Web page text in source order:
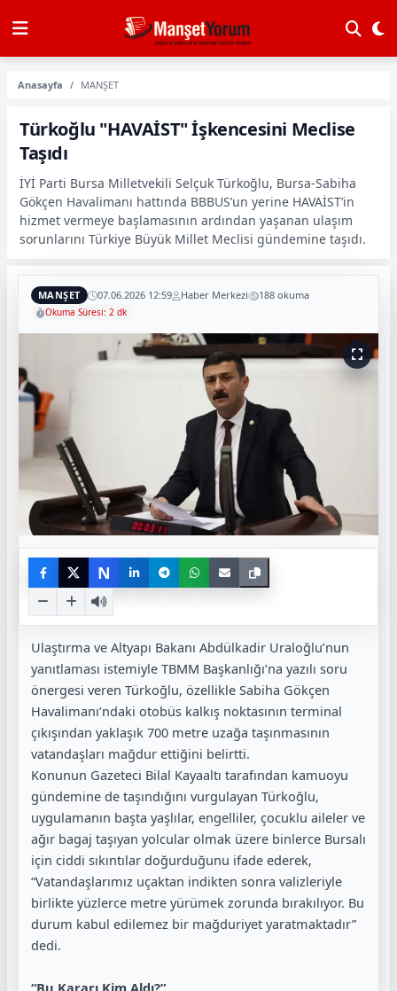
Anasayfa MANŞET
Türkoğlu "HAVAİST" İşkencesini Meclise
Taşıdı
İYİ Parti Bursa Milletvekili Selçuk Türkoğlu, Bursa-Sabiha
Gökçen Havalimanı hattında BBBUS’un yerine HAVAİST’in
hizmet vermeye başlamasının ardından yaşanan ulaşım
sorunlarını Türkiye Büyük Millet Meclisi gündemine taşıdı.
MANŞET 07.06.2026 12:59 Haber Merkezi 188 okuma
Okuma Süresi: 2 dk
N
Ulaştırma ve Altyapı Bakanı Abdülkadir Uraloğlu’nun
yanıtlaması istemiyle TBMM Başkanlığı’na yazılı soru
önergesi veren Türkoğlu, özellikle Sabiha Gökçen
Havalimanı’ndaki otobüs kalkış noktasının terminal
çıkışından yaklaşık 700 metre uzağa taşınmasının
vatandaşları mağdur ettiğini belirtti.
Konunun Gazeteci Bilal Kayaaltı tarafından kamuoyu
gündemine de taşındığını vurgulayan Türkoğlu,
uygulamanın başta yaşlılar, engelliler, çocuklu aileler ve
ağır bagaj taşıyan yolcular olmak üzere binlerce Bursalı
için ciddi sıkıntılar doğurduğunu ifade ederek,
“Vatandaşlarımız uçaktan indikten sonra valizleriyle
birlikte yüzlerce metre yürümek zorunda bırakılıyor. Bu
durum kabul edilemez bir mağduriyet yaratmaktadır”
dedi.